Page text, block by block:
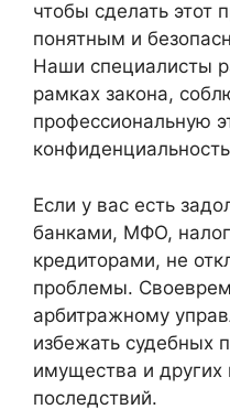
чтобы сделать этот
понятным и
Наши специалисты
рамках закона,
профессиональную
Если у вас есть
банками, МФО,
кредиторами, не
проблемы.
арбитражному
избежать судебных
имущества и других
последствий.